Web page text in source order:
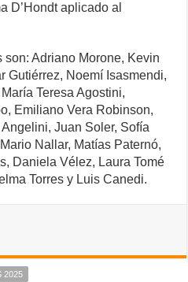
D’Hondt aplicado al
Adriano Morone, Kevin
Gutiérrez, Noemí Isasmendi,
Teresa Agostini,
Emiliano Vera Robinson,
Juan Soler, Sofía
Nallar, Matías Paternó,
Daniela Vélez, Laura Tomé
Torres y Luis Canedi.
2025